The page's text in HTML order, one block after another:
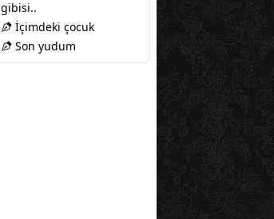
gibisi..
İçimdeki çocuk
Son yudum